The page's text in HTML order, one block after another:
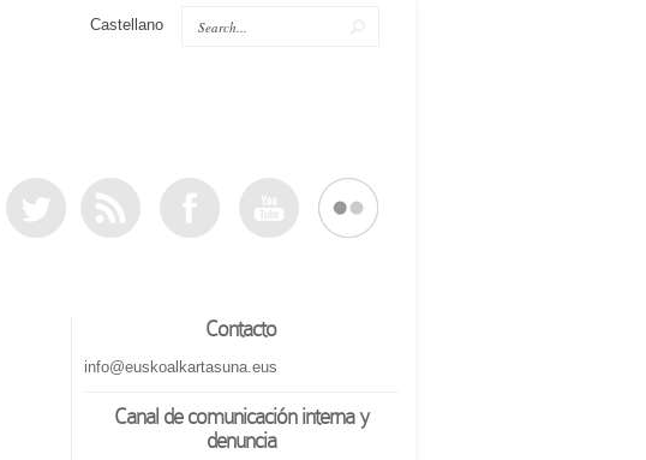
Castellano
Contacto
info@euskoalkartasuna.eus
Canal de comunicación interna y
denuncia